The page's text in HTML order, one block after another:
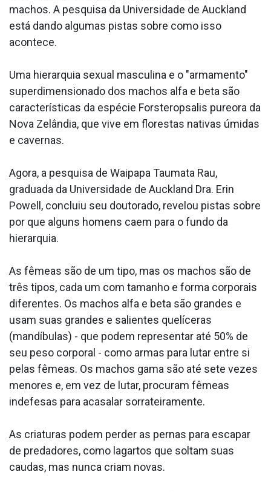
machos. A pesquisa da Universidade de Auckland
está dando algumas pistas sobre como isso
acontece.
Uma hierarquia sexual masculina e o "armamento"
superdimensionado dos machos alfa e beta são
características da espécie Forsteropsalis pureora da
Nova Zelândia, que vive em florestas nativas úmidas
e cavernas.
Agora, a pesquisa de Waipapa Taumata Rau,
graduada da Universidade de Auckland Dra. Erin
Powell, concluiu seu doutorado, revelou pistas sobre
por que alguns homens caem para o fundo da
hierarquia.
As fêmeas são de um tipo, mas os machos são de
três tipos, cada um com tamanho e forma corporais
diferentes. Os machos alfa e beta são grandes e
usam suas grandes e salientes quelíceras
(mandíbulas) - que podem representar até 50% de
seu peso corporal - como armas para lutar entre si
pelas fêmeas. Os machos gama são até sete vezes
menores e, em vez de lutar, procuram fêmeas
indefesas para acasalar sorrateiramente.
As criaturas podem perder as pernas para escapar
de predadores, como lagartos que soltam suas
caudas, mas nunca criam novas.